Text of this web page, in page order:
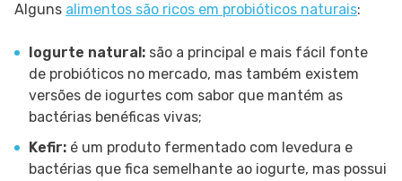
Alguns alimentos são ricos em probióticos naturais:
Iogurte natural: são a principal e mais fácil fonte
de probióticos no mercado, mas também existem
versões de iogurtes com sabor que mantém as
bactérias benéficas vivas;
Kefir: é um produto fermentado com levedura e
bactérias que fica semelhante ao iogurte, mas possui